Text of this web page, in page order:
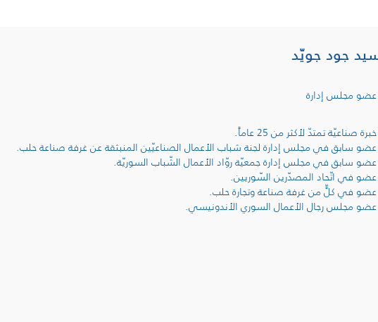
جود جويّد
عضو مجلس إدارة
خبرة صناعيّة تمتدّ لأكثر من 25 عاماً.
عضو سابق في مجلس إدارة لجنة شباب الأعمال الصناعيّين المنبثقة عن غرفة صناعة حلب.
عضو سابق في مجلس إدارة جمعيّة روّاد الأعمال الشّباب السوريّة.
عضو في اتّحاد المصدّرين السّوريين.
عضو في كلٍّ من غرفة صناعة وتجارة حلب.
عضو مجلس رجال الأعمال السوري الأندونيسي.